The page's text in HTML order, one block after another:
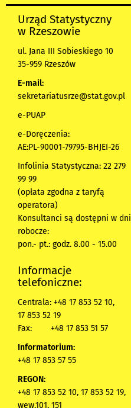
Urząd Statystyczny
w Rzeszowie
ul. Jana III Sobieskiego 10
35-959 Rzeszów
E-mail:
sekretariatusrze@stat.gov.pl
e-PUAP
e-Doręczenia:
AE:PL-90001-79795-BHJEI-26
Infolinia Statystyczna: 22 279
99 99
(opłata zgodna z taryfą
operatora)
Konsultanci są dostępni w dni
robocze:
pon.- pt.: godz. 8.00 - 15.00
Informacje
telefoniczne:
Centrala: +48 17 853 52 10,
17 853 52 19
Fax:
+48 17 853 51 57
Informatorium:
+48 17 853 57 55
REGON:
+48 17 853 52 10, 17 853 52 19,
wew.101, 151